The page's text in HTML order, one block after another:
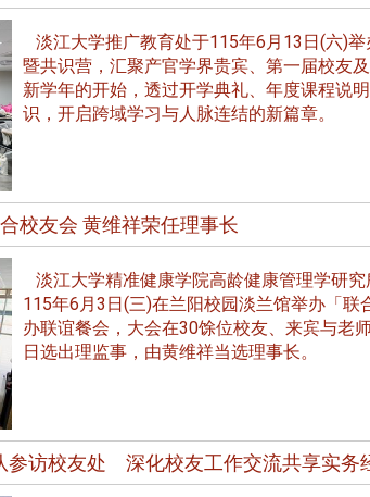
淡江大学推广教育处于115年6月13日(六)
暨共识营，汇聚产官学界贵宾、第一届校友
新学年的开始，透过开学典礼、年度课程说
识，开启跨域学习与人脉连结的新篇章。
校友会 黄维祥荣任理事长
淡江大学精准健康学院高龄健康管理学研
115年6月3日(三)在兰阳校园淡兰馆举办「
办联谊餐会，大会在30馀位校友、来宾与老
日选出理监事，由黄维祥当选理事长。
参访校友处 深化校友工作交流共享实务
谊 校友处
校友感念
头版 热门焦点
校友处新任执行长武士戎上
任 携手校友共创淡江新里